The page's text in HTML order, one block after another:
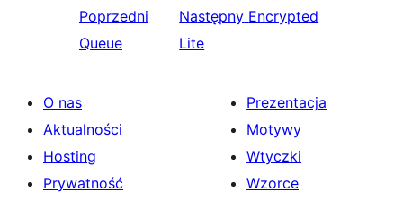
Poprzedni
Queue
Następny Encrypted
Lite
O nas
Aktualności
Hosting
Prywatność
Prezentacja
Motywy
Wtyczki
Wzorce